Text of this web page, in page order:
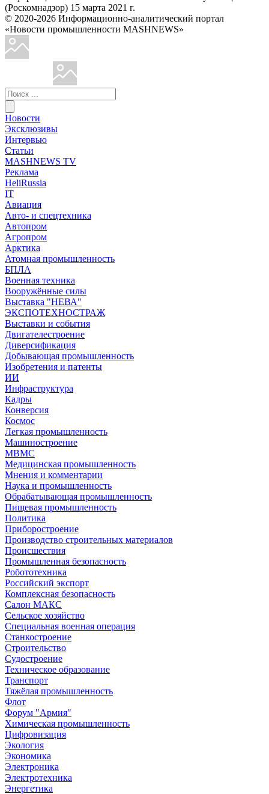
(Роскомнадзор) 15 марта 2021 г.
© 2020-2026 Информационно-аналитический портал
«Новости промышленности MASHNEWS»
Новости
Эксклюзивы
Интервью
Статьи
MASHNEWS TV
Реклама
HeliRussia
IT
Авиация
Авто- и спецтехника
Автопром
Агропром
Арктика
Атомная промышленность
БПЛА
Военная техника
Вооружённые силы
Выставка "НЕВА"
ЭКСПОТЕХНОСТРАЖ
Выставки и события
Двигателестроение
Диверсификация
Добывающая промышленность
Изобретения и патенты
ИИ
Инфраструктура
Кадры
Конверсия
Космос
Легкая промышленность
Машиностроение
МВМС
Медицинская промышленность
Мнения и комментарии
Наука и промышленность
Обрабатывающая промышленность
Пищевая промышленность
Политика
Приборостроение
Производство строительных материалов
Происшествия
Промышленная безопасность
Робототехника
Российский экспорт
Комплексная безопасность
Салон МАКС
Сельское хозяйство
Специальная военная операция
Станкостроение
Строительство
Судостроение
Техническое образование
Транспорт
Тяжёлая промышленность
Флот
Форум "Армия"
Химическая промышленность
Цифровизация
Экология
Экономика
Электроника
Электротехника
Энергетика